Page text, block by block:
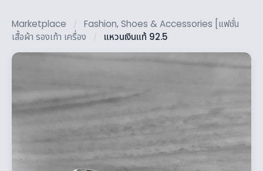
Marketplace /
Fashion, Shoes & Accessories [แฟชั่น
เสื้อผ้า รองเท้า เครื่อง
/ แหวนเงินแท้ 92.5